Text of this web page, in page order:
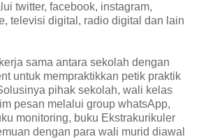
twitter, facebook, instagram,
televisi digital, radio digital dan lain
sama antara sekolah dengan
untuk mempraktikkan petik praktik
pihak sekolah, wali kelas
pesan melalui group whatsApp,
monitoring, buku Ekstrakurikuler
dengan para wali murid diawal